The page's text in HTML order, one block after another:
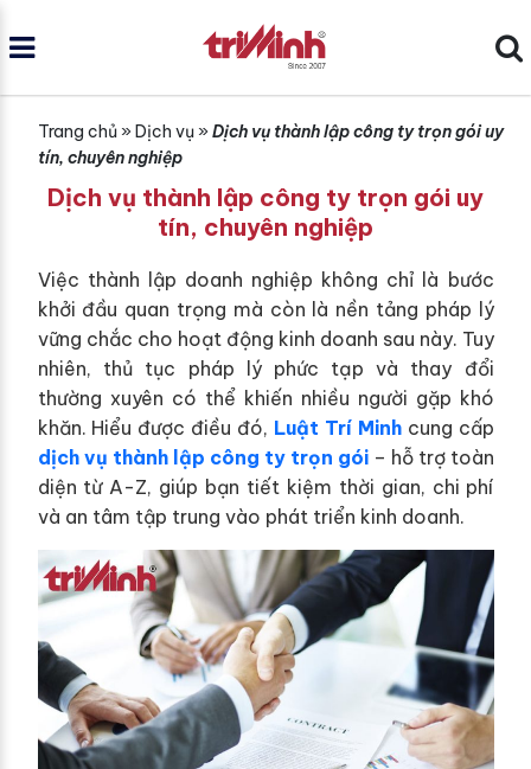
Trang chủ» Dịch vụ» Dịch vụ thành lập công ty trọn gói uy
tín, chuyên nghiệp
Dịch vụ thành lập công ty trọn gói uy
tín, chuyên nghiệp
Việc thành lập doanh nghiệp không chỉ là bước
khởi đầu quan trọng mà còn là nền tảng pháp lý
vững chắc cho hoạt động kinh doanh sau này. Tuy
nhiên, thủ tục pháp lý phức tạp và thay đổi
thường xuyên có thể khiến nhiều người gặp khó
khăn. Hiểu được điều đó, Luật Trí Minhcung cấp
dịch vụ thành lập công ty trọn gói– hỗ trợ toàn
diện từ A-Z, giúp bạn tiết kiệm thời gian, chi phí
và an tâm tập trung vào phát triển kinh doanh.